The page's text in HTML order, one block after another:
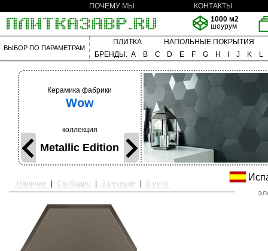
ПОЧЕМУ МЫ
КОНТАКТЫ
1000 м2
шоурум
ВЫБОР ПО ПАРАМЕТРАМ
ПЛИТКА
НАПОЛЬНЫЕ ПОКРЫТИЯ
БРЕНДЫ: A B C D E F G H J K L
Керамика фабрики
Wow
коллекция
Metallic Edition
Наличие | Свободно | В резерве | В пути